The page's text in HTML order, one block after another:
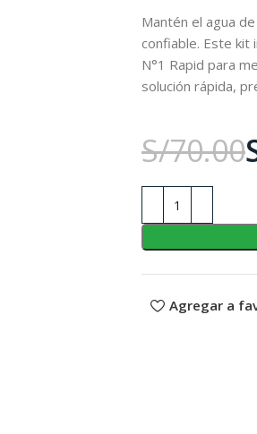
Mantén el agua
confiable. Este kit
N°1 Rapid para
solución rápida,
S/70.00
Agregar a